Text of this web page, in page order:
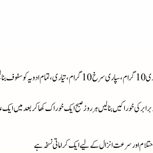
کھا کربعد میں ایک
اور سرعت انزال کے لیے ایک کراماتی نسخہ ہے